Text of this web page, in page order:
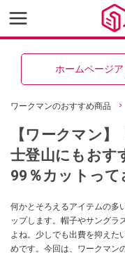
ホームページ
ワークマンのおすすめ商品
【ワークマン
士登山にもおす
99％カットって
何かとそろえるアイテムの多
ップします。帽子やサングラ
よね。少しでも出費を抑えた
めです。今回は、ワークマン
ステルさんが選び方のポイ